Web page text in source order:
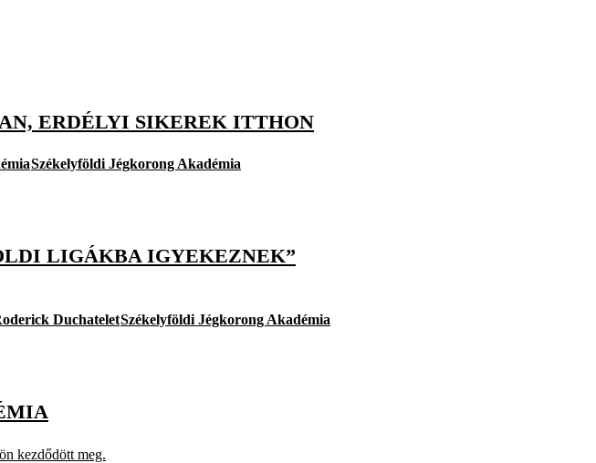
ERDÉLYI SIKEREK ITTHON
Székelyföldi Jégkorong Akadémia
LIGÁKBA IGYEKEZNEK”
DuchateletSzékelyföldi Jégkorong Akadémia
kezdődött meg.